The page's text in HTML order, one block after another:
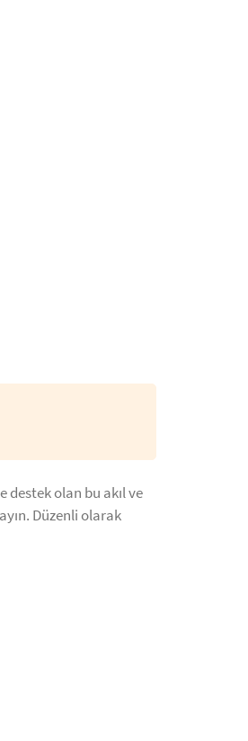
olan bu akıl ve
Düzenli olarak